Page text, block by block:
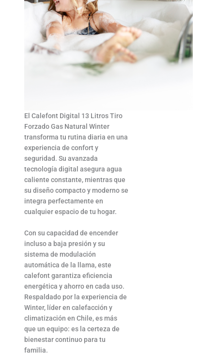
El Calefont Digital 13 Litros Tiro
Forzado Gas Natural Winter
transforma tu rutina diaria en una
experiencia de confort y
seguridad. Su avanzada
tecnología digital asegura agua
caliente constante, mientras que
su diseño compacto y moderno se
integra perfectamente en
cualquier espacio de tu hogar.
Con su capacidad de encender
incluso a baja presión y su
sistema de modulación
automática de la llama, este
calefont garantiza eficiencia
energética y ahorro en cada uso.
Respaldado por la experiencia de
Winter, líder en calefacción y
climatización en Chile, es más
que un equipo: es la certeza de
bienestar continuo para tu
familia.